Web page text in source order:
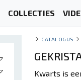
COLLECTIES
CATALOGUS
Kwarts is